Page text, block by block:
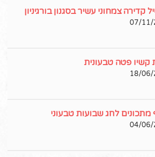
קדירה צמחוני עשיר בסגנון בורגיניון
07/11/
קשיו פטה טבעונית
18/06/
מתכונים לחג שבועות טבעוני
04/06/